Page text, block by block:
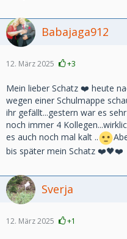
Babajaga912
12. März 2025 +3
Mein lieber Schatz ❤️ heute
wegen einer Schulmappe
ihr gefällt...gestern war es
noch immer 4
es auch noch mal kalt ..
bis später mein Schatz ❤️🖤❤️
Sverja
12. März 2025 +1